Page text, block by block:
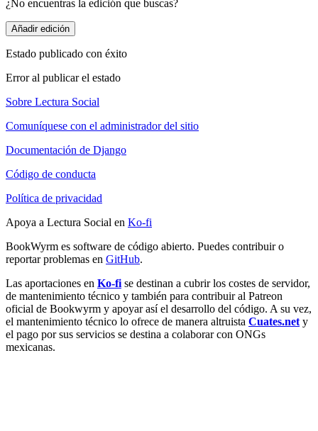
¿No encuentras la edición que buscas?
Añadir edición
Estado publicado con éxito
Error al publicar el estado
Sobre Lectura Social
Comuníquese con el administrador del sitio
Documentación de Django
Código de conducta
Política de privacidad
Apoya a Lectura Social en Ko-fi
BookWyrm es software de código abierto. Puedes contribuir o
reportar problemas en GitHub.
Las aportaciones en Ko-fi se destinan a cubrir los costes de servidor,
de mantenimiento técnico y también para contribuir al Patreon
oficial de Bookwyrm y apoyar así el desarrollo del código. A su vez,
el mantenimiento técnico lo ofrece de manera altruista Cuates.net y
el pago por sus servicios se destina a colaborar con ONGs
mexicanas.